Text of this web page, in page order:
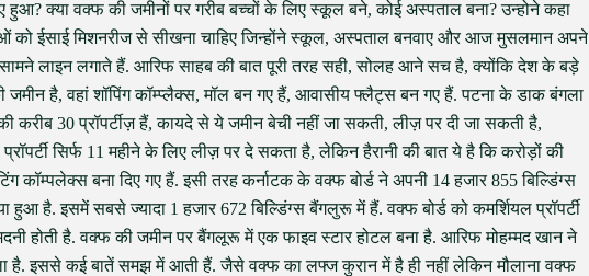
क्या वक्फ की जमीनों पर गरीब बच्चों के लिए स्कूल बने, कोई अस्पताल बना? उन्होने कहा
को ईसाई मिशनरीज से सीखना चाहिए जिन्होंने स्कूल, अस्पताल बनवाए और आज मुसलमान अपने
लाइन लगाते हैं. आरिफ साहब की बात पूरी तरह सही, सोलह आने सच है, क्योंकि देश के बड़े
है, वहां शॉपिंग कॉम्प्लैक्स, मॉल बन गए हैं, आवासीय फ्लैट्स बन गए हैं. पटना के डाक बंगला
करीब 30 प्रॉपर्टीज़ हैं, कायदे से ये जमीन बेची नहीं जा सकती, लीज़ पर दी जा सकती है,
सिर्फ 11 महीने के लिए लीज़ पर दे सकता है, लेकिन हैरानी की बात ये है कि करोड़ों की
कॉम्पलेक्स बना दिए गए हैं. इसी तरह कर्नाटक के वक्फ बोर्ड ने अपनी 14 हजार 855 बिल्डिंग्स
हुआ है. इसमें सबसे ज्यादा 1 हजार 672 बिल्डिंग्स बैंगलुरू में हैं. वक्फ बोर्ड को कमर्शियल प्रॉपर्टी
होती है. वक्फ की जमीन पर बैंगलूरू में एक फाइव स्टार होटल बना है. आरिफ मोहम्मद खान ने
है. इससे कई बातें समझ में आती हैं. जैसे वक्फ का लफ्ज कुरान में है ही नहीं लेकिन मौलाना वक्फ